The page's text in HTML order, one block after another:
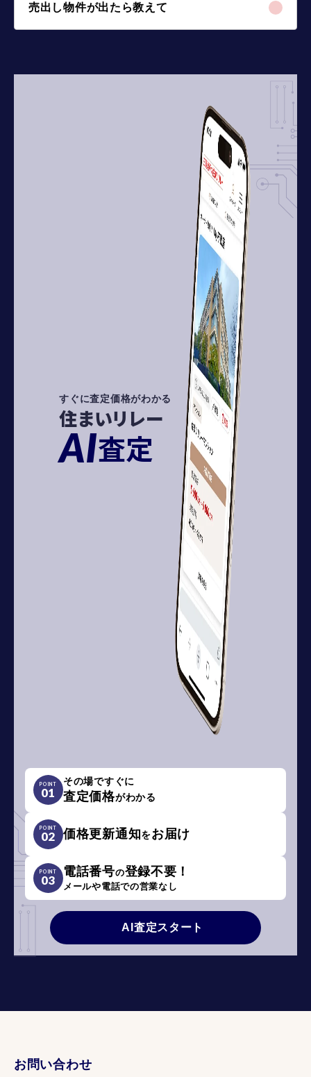
売出し物件が出たら教えて
すぐに査定価格がわかる
住まいリレー
AI査定
POINT
01
その場ですぐに
査定価格がわかる
POINT
02 価格更新通知をお届け
POINT
03
電話番号の登録不要！
メールや電話での営業なし
AI査定スタート
お問い合わせ